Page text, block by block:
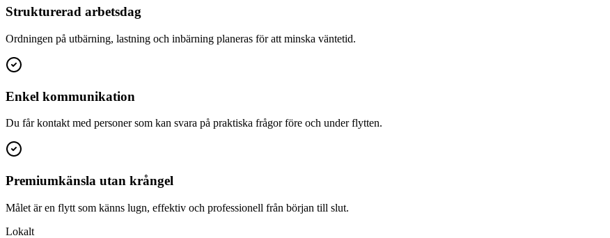
Strukturerad arbetsdag
Ordningen på utbärning, lastning och inbärning planeras för att minska väntetid.
Enkel kommunikation
Du får kontakt med personer som kan svara på praktiska frågor före och under flytten.
Premiumkänsla utan krångel
Målet är en flytt som känns lugn, effektiv och professionell från början till slut.
Lokalt